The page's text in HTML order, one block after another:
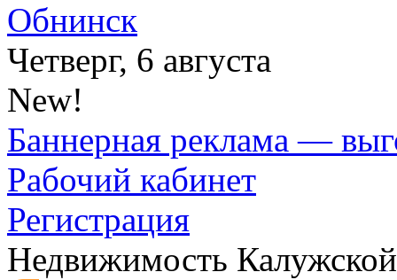
Обнинск
Четверг, 6 августа
New!
Баннерная реклама —
Рабочий кабинет
Регистрация
Недвижимость